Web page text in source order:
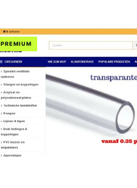
PREMIUM